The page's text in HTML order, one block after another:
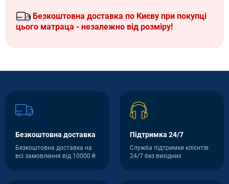
Безкоштовна доставка по Києву при покупці
цього матраца - незалежно від розміру!
Безкоштовна доставка
Безкоштовна доставка на
всі замовлення від 10000 ₴
Підтримка 24/7
Служба підтримки клієнтів
24/7 без вихідних